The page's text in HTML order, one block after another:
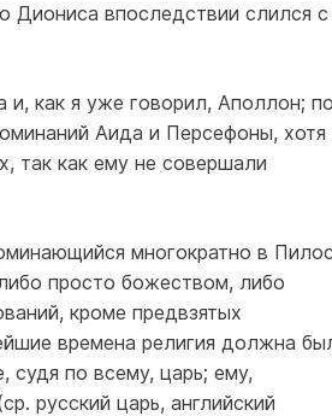
Диониса впоследствии слился с
и, как я уже говорил, Аполлон;
Аида и Персефоны, хотя
так как ему не совершали
многократно в
просто божеством, либо
кроме предвзятых
времена религия должна
судя по всему, царь; ему,
русский царь, английский